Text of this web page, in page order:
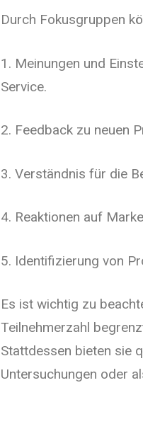
Durch Fokusgruppen
1. Meinungen und
Service.
2. Feedback zu neuen
3. Verständnis für die
4. Reaktionen auf
5. Identifizierung von
Es ist wichtig zu
Teilnehmerzahl
Stattdessen bieten sie
Untersuchungen oder